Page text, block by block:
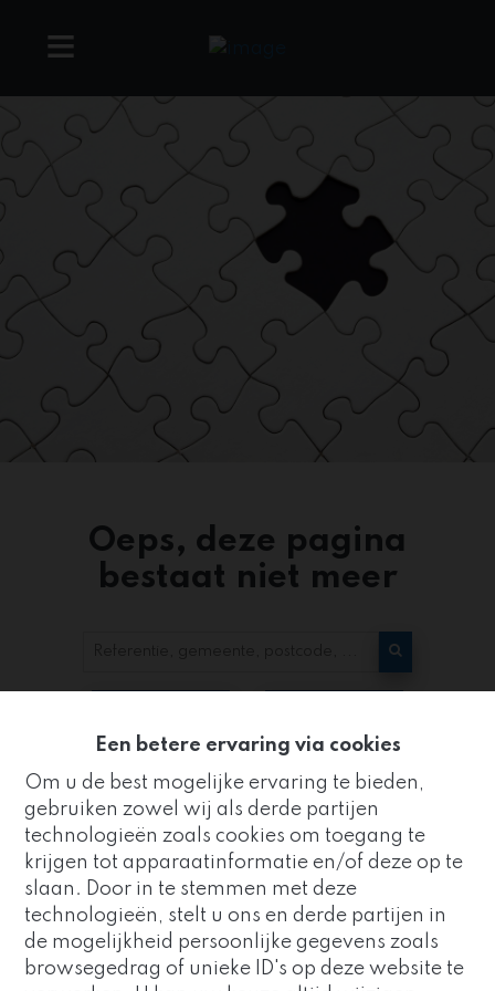
Een betere ervaring via cookies
Om u de best mogelijke ervaring te bieden,
gebruiken zowel wij als derde partijen
technologieën zoals cookies om toegang te
krijgen tot apparaatinformatie en/of deze op te
slaan. Door in te stemmen met deze
technologieën, stelt u ons en derde partijen in
de mogelijkheid persoonlijke gegevens zoals
browsegedrag of unieke ID's op deze website te
Oeps, deze pagina
bestaat niet meer
Kantoor
ZUIDRAND
Strijderstraat 8
Goed nieuws!